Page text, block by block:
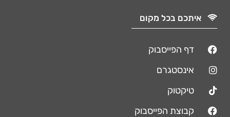
איתכם בכל מקום
דף הפייסבוק
אינסטגרם
טיקטוק
קבוצת הפייסבוק